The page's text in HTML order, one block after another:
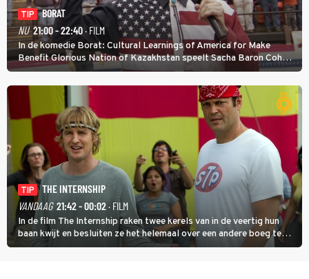
TIP
BORAT
NU 21:00 - 22:40· FILM
In de komedie Borat: Cultural Learnings of America for Make
Benefit Glorious Nation of Kazakhstan speelt Sacha Baron Cohen
een Kazachse journalist die naar Amerika komt om een tv-
programma te maken.
TIP
THE INTERNSHIP
VANDAAG 21:42 - 00:02· FILM
In de film The Internship raken twee kerels van in de veertig hun
baan kwijt en besluiten ze het helemaal over een andere boeg te
gooien door als stagiair aan de slag te gaan bij Google.